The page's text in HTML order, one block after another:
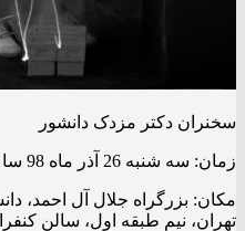
سخنران دکتر مزدک دانشور
زمان: سه شنبه 26 آذر ماه 98 ساعت 16 الی 18
مکان: بزرگراه جلال آل احمد،
تهران، نیم طبقه اول، سالن